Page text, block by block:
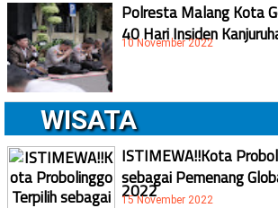
Polresta Malang Kota
40 Hari Insiden
10 November 2022
WISATA
ISTIMEWA!!Kota
sebagai Pemenang
2022
15 November 2022